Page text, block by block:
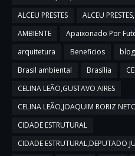
ALCEU PRESTES
ALCEU
AMBIENTE
Apaixonado Por
arquitetura
Beneficios blog
Brasil ambiental
Brasília
CELINA LEÃO,GUSTAVO AIRES
CELINA LEÃO,JOAQUIM RORIZ
CIDADE ESTRUTURAL
CIDADE ESTRUTURAL,DEPUTADO